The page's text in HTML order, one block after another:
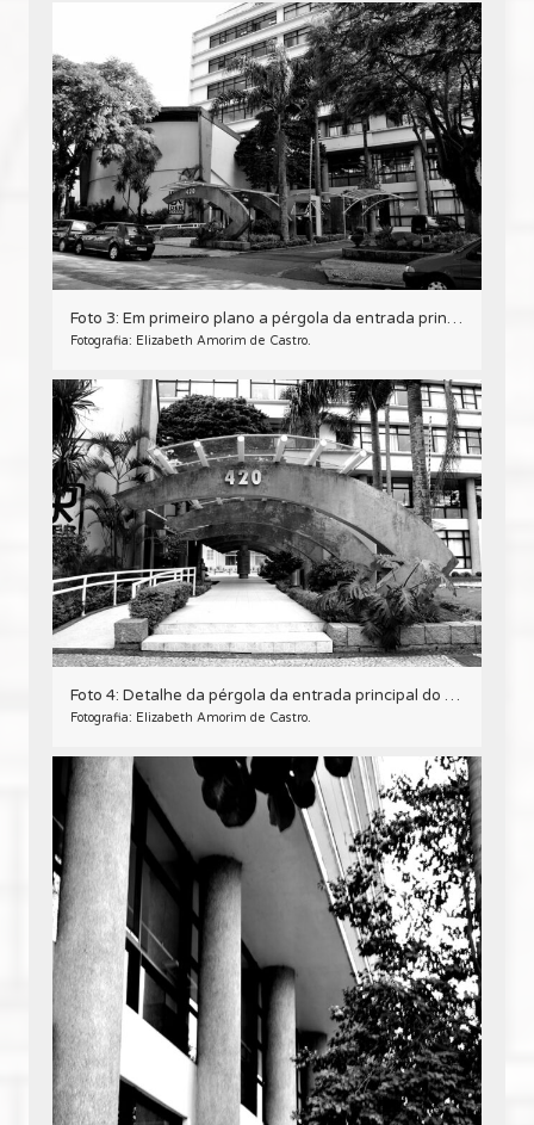
Foto 3: Em primeiro plano a pérgola da entrada principal e o auditório do Edifício Oswaldo Lacerda de Pacheco, em Curitiba - 2009.
Fotografia: Elizabeth Amorim de Castro.
Foto 4: Detalhe da pérgola da entrada principal do Edifício Oswaldo Lacerda de Pacheco, em Curitiba – 2009.
Fotografia: Elizabeth Amorim de Castro.